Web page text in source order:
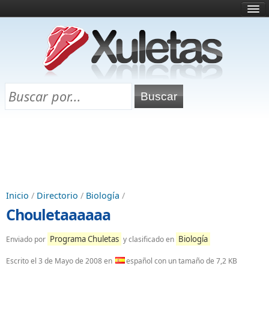
¿Qué es esto?
Directorio
Chuletas para exámenes
Inicio / Directorio / Biología /
Chouletaaaaaa
Enviado por Programa Chuletas y clasificado en Biología
Escrito el 3 de Mayo de 2008en español con un tamaño de 7,2 KB